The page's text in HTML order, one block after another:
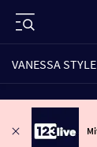
VANESSA